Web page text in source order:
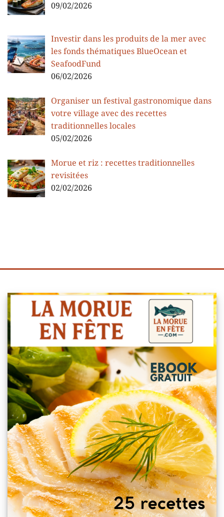
09/02/2026
Investir dans les produits de la mer avec
les fonds thématiques BlueOcean et
SeafoodFund
06/02/2026
Organiser un festival gastronomique dans
votre village avec des recettes
traditionnelles locales
05/02/2026
Morue et riz : recettes traditionnelles
revisitées
02/02/2026